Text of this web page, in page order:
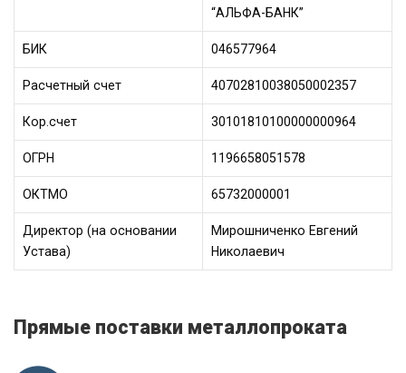
“АЛЬФА-БАНК”
БИК 046577964
Расчетный счет 40702810038050002357
Кор.счет 30101810100000000964
ОГРН 1196658051578
ОКТМО 65732000001
Директор (на основании
Устава)
Мирошниченко Евгений
Николаевич
Прямые поставки металлопроката